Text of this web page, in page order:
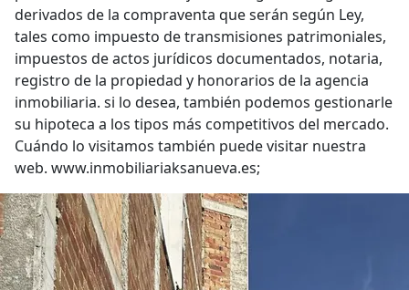
derivados de la compraventa que serán según Ley,
tales como impuesto de transmisiones patrimoniales,
impuestos de actos jurídicos documentados, notaria,
registro de la propiedad y honorarios de la agencia
inmobiliaria. si lo desea, también podemos gestionarle
su hipoteca a los tipos más competitivos del mercado.
Cuándo lo visitamos también puede visitar nuestra
web. www.inmobiliariaksanueva.es;